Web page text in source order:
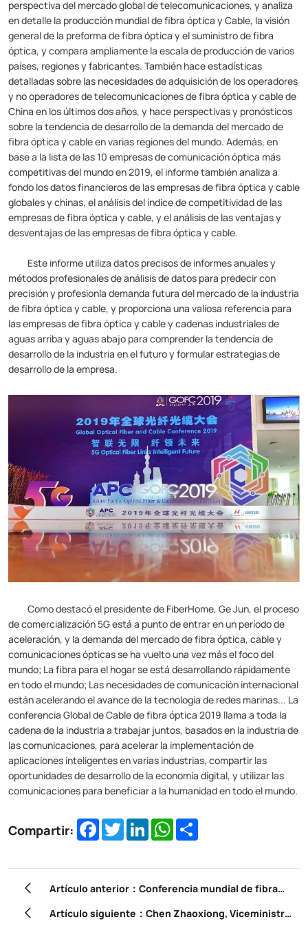
perspectiva del mercado global de telecomunicaciones, y analiza
en detalle la producción mundial de fibra óptica y Cable, la visión
general de la preforma de fibra óptica y el suministro de fibra
óptica, y compara ampliamente la escala de producción de varios
países, regiones y fabricantes. También hace estadísticas
detalladas sobre las necesidades de adquisición de los operadores
y no operadores de telecomunicaciones de fibra óptica y cable de
China en los últimos dos años, y hace perspectivas y pronósticos
sobre la tendencia de desarrollo de la demanda del mercado de
fibra óptica y cable en varias regiones del mundo. Además, en
base a la lista de las 10 empresas de comunicación óptica más
competitivas del mundo en 2019, el informe también analiza a
fondo los datos financieros de las empresas de fibra óptica y cable
globales y chinas, el análisis del índice de competitividad de las
empresas de fibra óptica y cable, y el análisis de las ventajas y
desventajas de las empresas de fibra óptica y cable.
Este informe utiliza datos precisos de informes anuales y
métodos profesionales de análisis de datos para predecir con
precisión y profesionla demanda futura del mercado de la industria
de fibra óptica y cable, y proporciona una valiosa referencia para
las empresas de fibra óptica y cable y cadenas industriales de
aguas arriba y aguas abajo para comprender la tendencia de
desarrollo de la industria en el futuro y formular estrategias de
desarrollo de la empresa.
Como destacó el presidente de FiberHome, Ge Jun, el proceso
de comercialización 5G está a punto de entrar en un período de
aceleración, y la demanda del mercado de fibra óptica, cable y
comunicaciones ópticas se ha vuelto una vez más el foco del
mundo; La fibra para el hogar se está desarrollando rápidamente
en todo el mundo; Las necesidades de comunicación internacional
están acelerando el avance de la tecnología de redes marinas... La
conferencia Global de Cable de fibra óptica 2019 llama a toda la
cadena de la industria a trabajar juntos, basados en la industria de
las comunicaciones, para acelerar la implementación de
aplicaciones inteligentes en varias industrias, compartir las
oportunidades de desarrollo de la economía digital, y utilizar las
comunicaciones para beneficiar a la humanidad en todo el mundo.
Compartir: Facebook
TwitterLinkedInWhatsApp
Artículo anterior：Conferencia mundial de fibra
óptica y Cable 2019 → YOFC: abrazando una nueva
Artículo siguiente：Chen Zhaoxiong, Viceministro